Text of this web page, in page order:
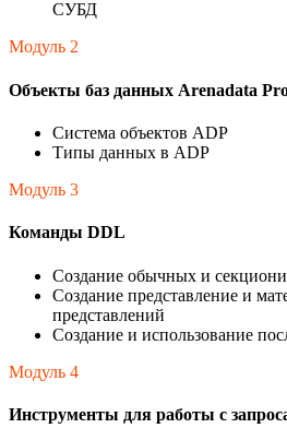
СУБД
Модуль 2
Объекты баз данных Arenadata
Система объектов ADP
Типы данных в ADP
Модуль 3
Команды DDL
Создание обычных и
Создание представление и
представлений
Создание и использование
Модуль 4
Инструменты для работы с